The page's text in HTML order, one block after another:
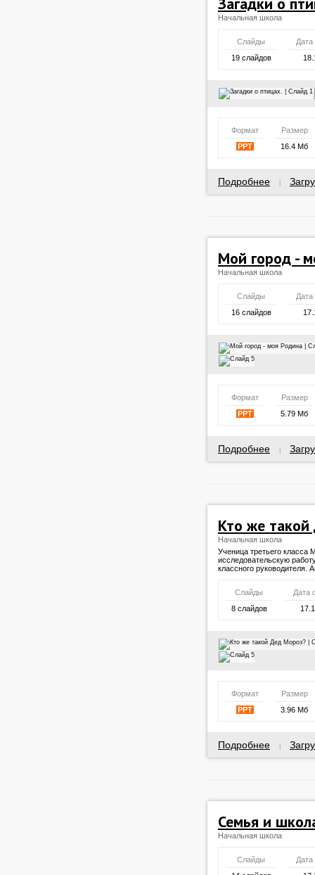
Начальная школа
Слайды
Дата
19 слайдов
Формат
Размер
PPT
16.4 Мб
Подробнее
Мой город -
Начальная школа
Слайды
Дата
16 слайдов
Формат
Размер
PPT
5.79 Мб
Подробнее
Кто же
Начальная школа
Ученица третьего класса
исследовательскую
классного руководителя.
Слайды
Дата
8 слайдов
Формат
Размер
PPT
3.96 Мб
Подробнее
Семья и
Начальная школа
Слайды
Дата